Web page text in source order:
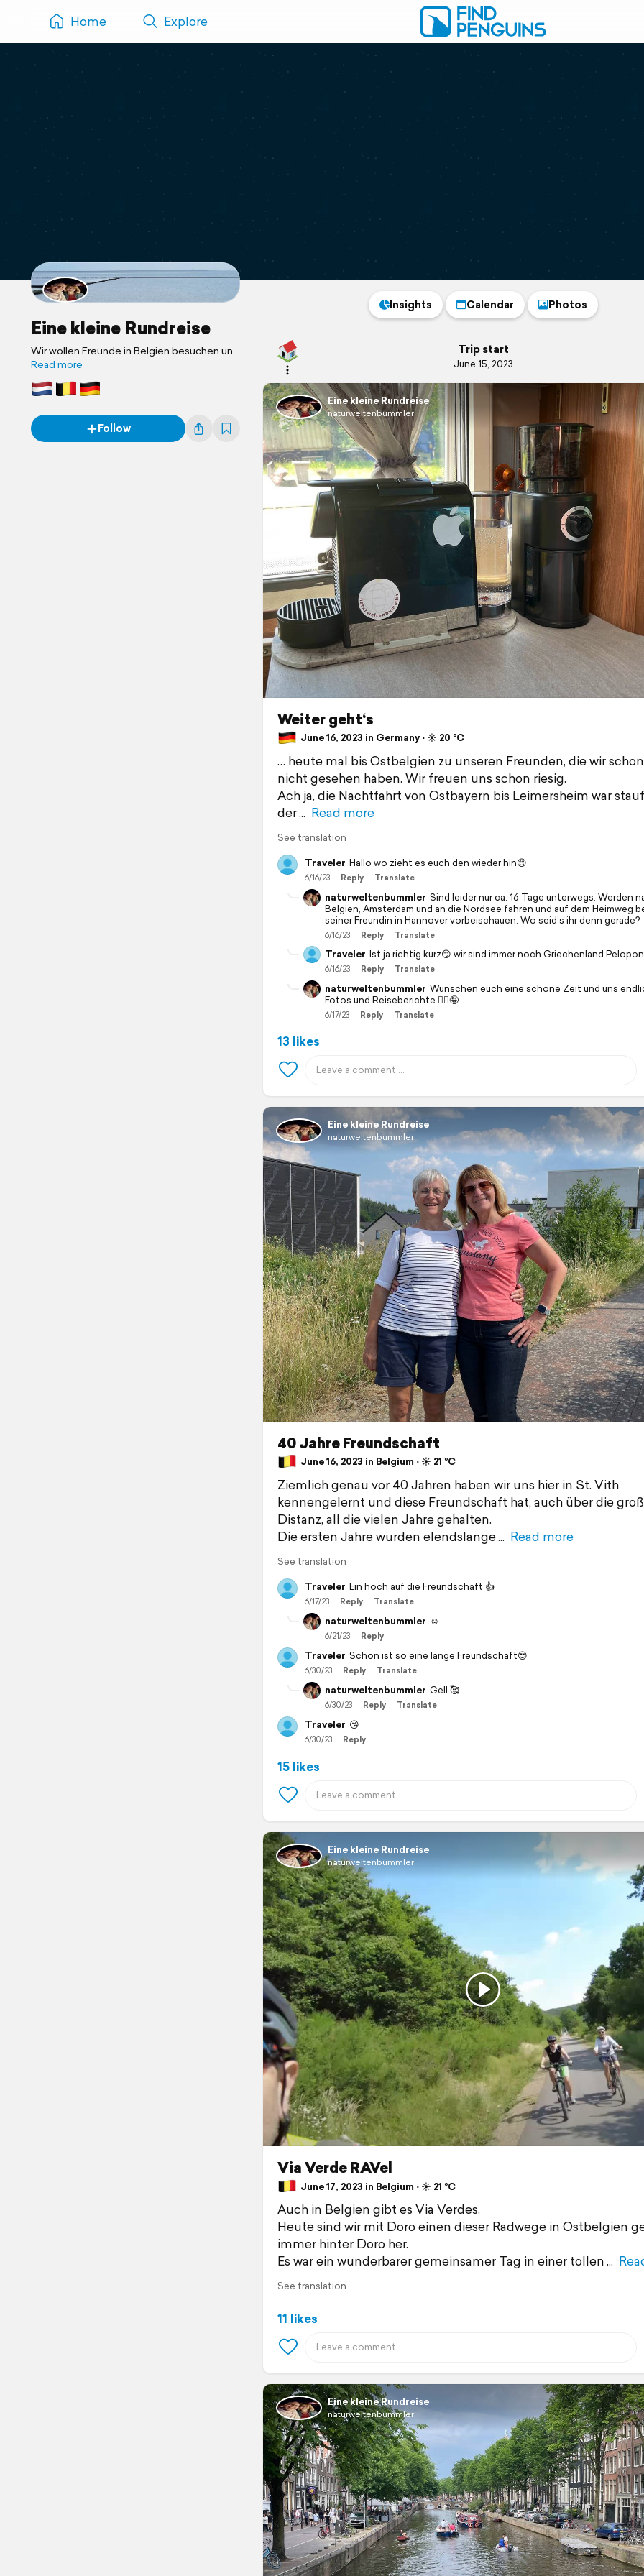
Home Explore
Eine kleine Rundreise
Wir wollen Freunde in Belgien besuchen und
dann schön langsam zur Nordsee ..... mal
sehen wohin es uns in den nächsten 16
Tagen treibt ....
Read more
Follow
Insights Calendar Photos
Trip start
June 15, 2023
Eine kleine Rundreise
naturweltenbummler
Weiter geht‘s
June 16, 2023 in Germany ⋅ ☀️ 20 °C
… heute mal bis Ostbelgien zu unseren Freunden, die wir
nicht gesehen haben. Wir freuen uns schon riesig.
Ach ja, die Nachtfahrt von Ostbayern bis Leimersheim war
der
Read more
See translation
Traveler Hallo wo zieht es euch den wieder hin😊
6/16/23 Reply Translate
naturweltenbummler Sind leider nur ca. 16 Tage unterwegs. Werden
Belgien, Amsterdam und an die Nordsee fahren und auf dem Heimweg
seiner Freundin in Hannover vorbeischauen. Wo seid’s ihr denn gerade?
6/16/23 Reply Translate
Traveler Ist ja richtig kurz😏 wir sind immer noch Griechenland
6/16/23 Reply Translate
naturweltenbummler Wünschen euch eine schöne Zeit und uns
Fotos und Reiseberichte 🙋‍♀️🤪
6/17/23 Reply Translate
13 likes
Eine kleine Rundreise
naturweltenbummler
40 Jahre Freundschaft
June 16, 2023 in Belgium ⋅ ☀️ 21 °C
Ziemlich genau vor 40 Jahren haben wir uns hier in St. Vith
kennengelernt und diese Freundschaft hat, auch über die
Distanz, all die vielen Jahre gehalten.
Die ersten Jahre wurden elendslange
Read more
See translation
Traveler Ein hoch auf die Freundschaft 👍
6/17/23 Reply Translate
naturweltenbummler ☺️
6/21/23 Reply
Traveler Schön ist so eine lange Freundschaft😍
6/30/23 Reply Translate
naturweltenbummler Gell 🥰
6/30/23 Reply Translate
Traveler 😘
6/30/23 Reply
15 likes
Eine kleine Rundreise
naturweltenbummler
Via Verde RAVel
June 17, 2023 in Belgium ⋅ ☀️ 21 °C
Auch in Belgien gibt es Via Verdes.
Heute sind wir mit Doro einen dieser Radwege in Ostbelgien
immer hinter Doro her.
Es war ein wunderbarer gemeinsamer Tag in einer tollen
See translation
11 likes
Eine kleine Rundreise
naturweltenbummler